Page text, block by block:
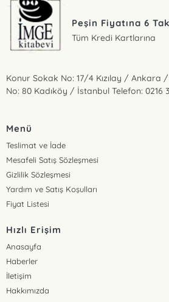
Peşin Fiyatına 6
Tüm Kredi Kartlarına
Konur Sokak No: 17/4 Kızılay / Ankara
No: 80 Kadıköy / İstanbul Telefon: 0216
Menü
Teslimat ve İade
Mesafeli Satış Sözleşmesi
Gizlilik Sözleşmesi
Yardım ve Satış Koşulları
Fiyat Listesi
Hızlı Erişim
Anasayfa
Haberler
İletişim
Hakkımızda